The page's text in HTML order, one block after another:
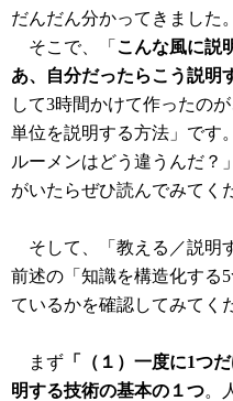
だんだん分かってきました。
そこで、「 こんな風に説
あ、自分だったらこう説明
して3時間かけて作ったの
単位を説明する方法」です
ルーメンはどう違うんだ？
がいたらぜひ読んでみてく
そして、「教える／説明
前述の「知識を構造化する
ているかを確認してみてく
まず 「（１）一度に1つ
明する技術の基本の１つ。